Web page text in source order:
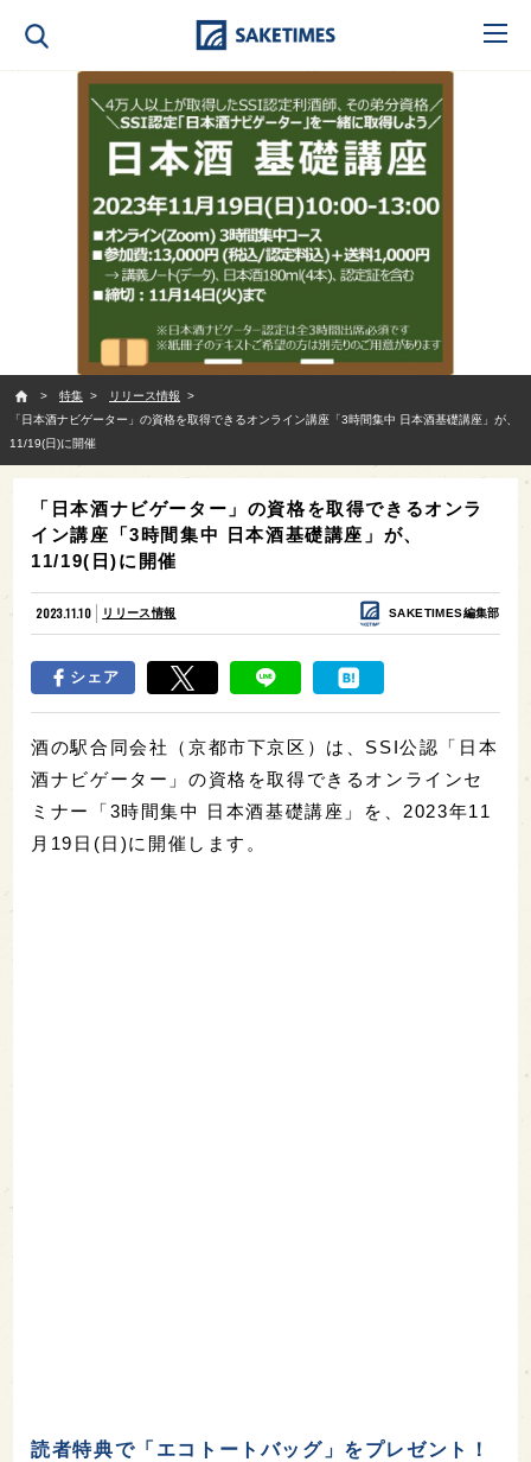
特集
リリース情報
「日本酒ナビゲーター」の資格を取得できるオンライン講座「3時間集中 日本酒基礎講座」が、
11/19(日)に開催
「日本酒ナビゲーター」の資格を取得できるオンラ
イン講座「3時間集中 日本酒基礎講座」が、
11/19(日)に開催
2023.11.10 リリース情報 SAKETIMES編集部
シェア
酒の駅合同会社（京都市下京区）は、SSI公認「日本
酒ナビゲーター」の資格を取得できるオンラインセ
ミナー「3時間集中 日本酒基礎講座」を、2023年11
月19日(日)に開催します。
読者特典で「エコトートバッグ」をプレゼント！